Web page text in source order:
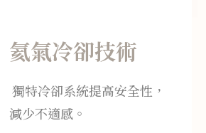
氦氣冷卻技術
獨特冷卻系統提高安全性，
減少不適感。